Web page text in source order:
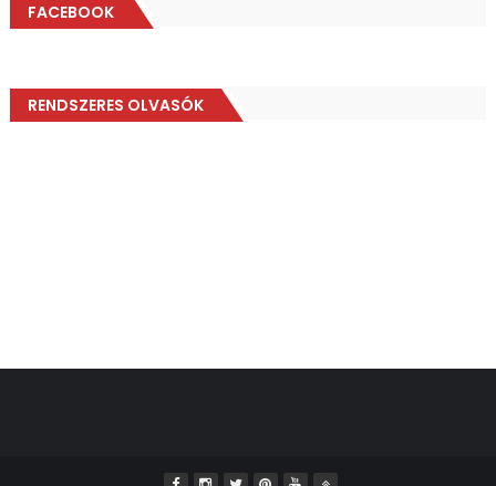
FACEBOOK
RENDSZERES OLVASÓK